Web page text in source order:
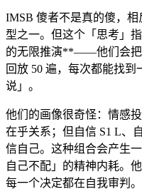
IMSB 傻者不是真的傻，
型之一。但这个「思考」
的无限推演**——他们会把
回放 50 遍，每次都能找
说」。
他们的画像很奇怪：情感
在乎关系；但自信 S1 L、
信自己。这种组合会产生
自己不配」的精神内耗。
每一个决定都在自我审判。